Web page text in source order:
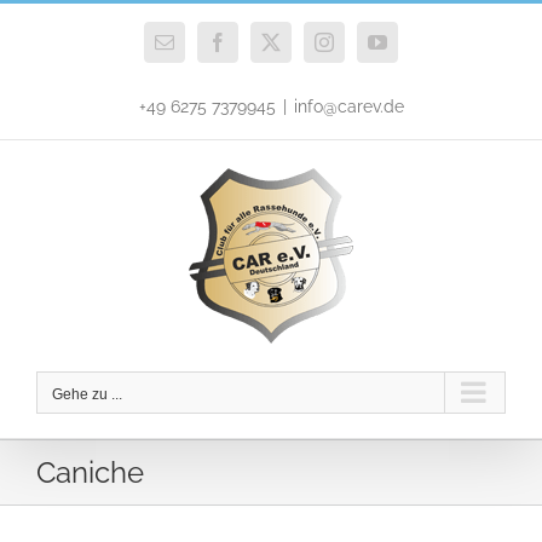
E-
Facebook
X InstagramYouTube
+49 6275 7379945 info@carev.de
Gehe zu ...
Caniche